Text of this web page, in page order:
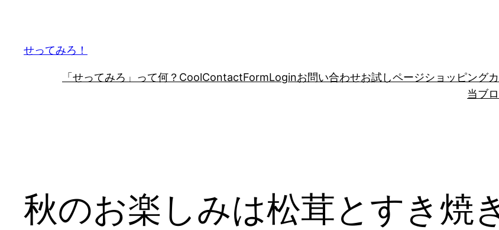
せってみろ！
「せってみろ」って何？ CoolContactFormLoginお問い合わせお試しページショッピング
当ブ
秋のお楽しみは松茸とすき焼